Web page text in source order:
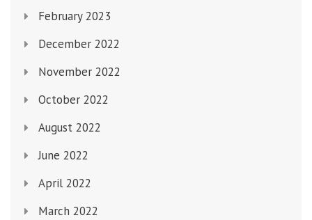
February 2023
December 2022
November 2022
October 2022
August 2022
June 2022
April 2022
March 2022